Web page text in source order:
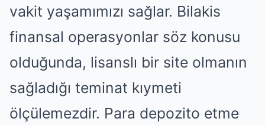
vakit yaşamımızı sağlar. Bilakis
finansal operasyonlar söz konusu
olduğunda, lisanslı bir site olmanın
sağladığı teminat kıymeti
ölçülemezdir. Para depozito etme